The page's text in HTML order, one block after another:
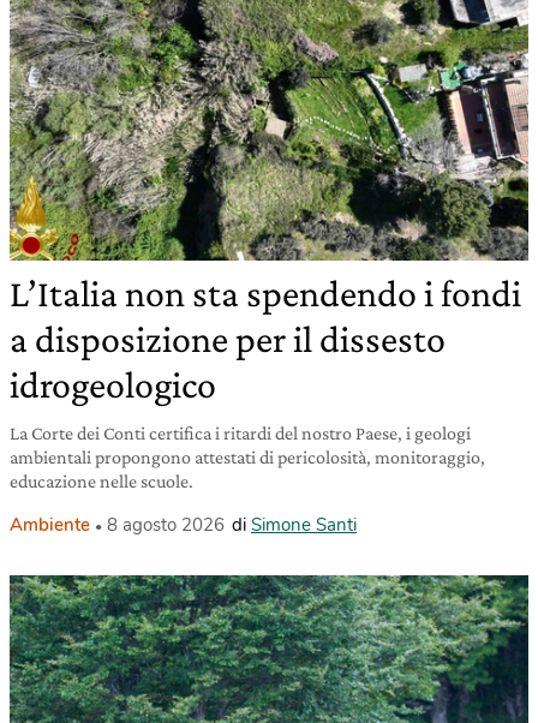
L’Italia non sta spendendo i fondi
a disposizione per il dissesto
idrogeologico
La Corte dei Conti certifica i ritardi del nostro Paese, i geologi
ambientali propongono attestati di pericolosità, monitoraggio,
educazione nelle scuole.
Ambiente 8 agosto 2026 di Simone Santi